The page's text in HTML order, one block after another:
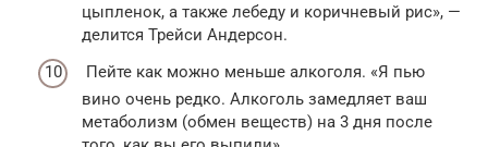
цыпленок, а также лебеду и коричневый рис», —
делится Трейси Андерсон.
Пейте как можно меньше алкоголя. «Я пью
вино очень редко. Алкоголь замедляет ваш
метаболизм (обмен веществ) на 3 дня после